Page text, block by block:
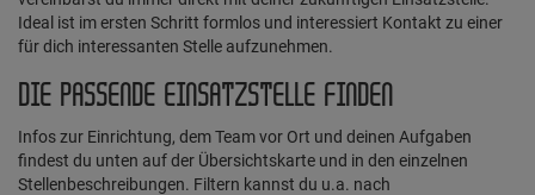
Ideal ist im ersten Schritt formlos und interessiert Kontakt zu einer
für dich interessanten Stelle aufzunehmen.
DIE PASSENDE EINSATZSTELLE FINDEN
Infos zur Einrichtung, dem Team vor Ort und deinen Aufgaben
findest du unten auf der Übersichtskarte und in den einzelnen
Stellenbeschreibungen. Filtern kannst du u.a. nach